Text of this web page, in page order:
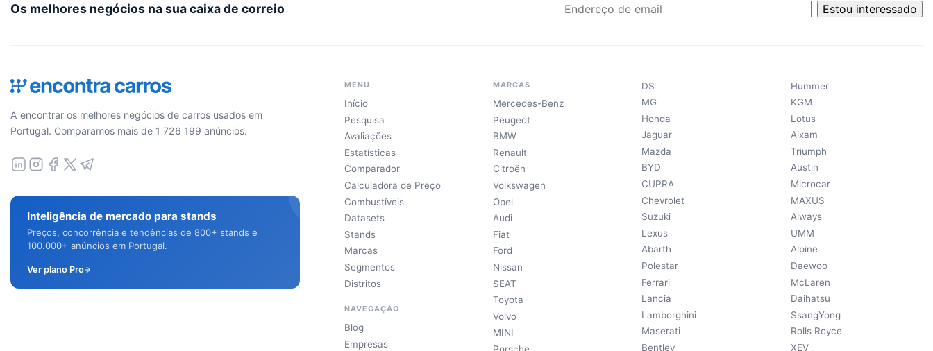
Os melhores negócios na sua caixa de correio Estou interessado
A encontrar os melhores negócios de carros usados em
Portugal. Comparamos mais de 1 726 199 anúncios.
Inteligência de mercado para stands
Preços, concorrência e tendências de 800+ stands e
100.000+ anúncios em Portugal.
Ver plano Pro
MENU
Início
Pesquisa
Avaliações
Estatísticas
Comparador
Calculadora de Preço
Combustíveis
Datasets
Stands
Marcas
Segmentos
Distritos
NAVEGAÇÃO
Blog
Empresas
MARCAS
Mercedes-Benz
Peugeot
BMW
Renault
Citroën
Volkswagen
Opel
Audi
Fiat
Ford
Nissan
SEAT
Toyota
Volvo
MINI
DS
MG
Honda
Jaguar
Mazda
BYD
CUPRA
Chevrolet
Suzuki
Lexus
Abarth
Polestar
Ferrari
Lancia
Lamborghini
Maserati
Bentley
Hummer
KGM
Lotus
Aixam
Triumph
Austin
Microcar
MAXUS
Aiways
UMM
Alpine
Daewoo
McLaren
Daihatsu
SsangYong
Rolls Royce
XEV